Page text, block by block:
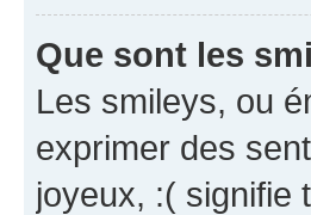
Que sont les
Les smileys, ou
exprimer des
joyeux, :( signifie